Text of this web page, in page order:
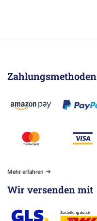
Zahlungsmethoden
Mehr erfahren
Wir versenden mit